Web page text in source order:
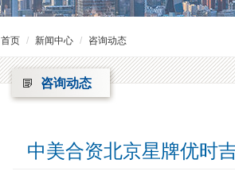
首页 新闻中心 咨询动态
咨询动态
中美合资北京星牌优时